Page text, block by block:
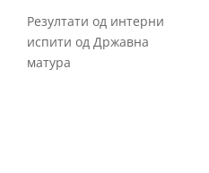
Резултати од интерни
испити од Државна
матура